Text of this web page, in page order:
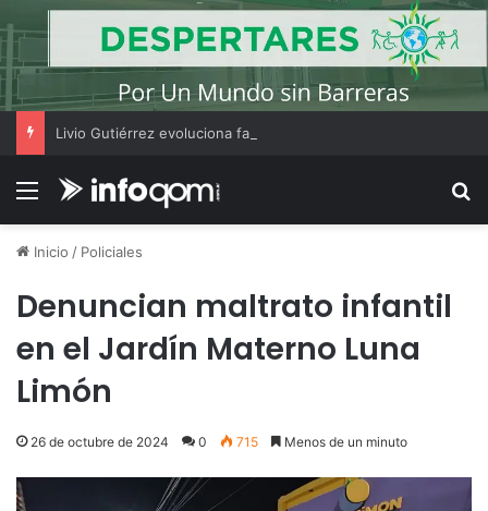
Menú
Inicio / Policiales
Denuncian maltrato infantil
en el Jardín Materno Luna
Limón
26 de octubre de 2024 0 715 Menos de un minuto